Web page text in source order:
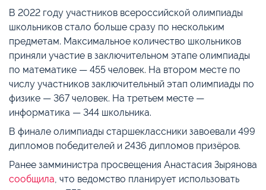
В 2022 году участников всероссийской олимпиады
школьников стало больше сразу по нескольким
предметам. Максимальное количество школьников
приняли участие в заключительном этапе олимпиады
по математике — 455 человек. На втором месте по
числу участников заключительный этап олимпиады по
физике — 367 человек. На третьем месте —
информатика — 344 школьника.
В финале олимпиады старшеклассники завоевали 499
дипломов победителей и 2436 дипломов призёров.
Ранее замминистра просвещения Анастасия Зырянова
сообщила , что ведомство планирует использовать